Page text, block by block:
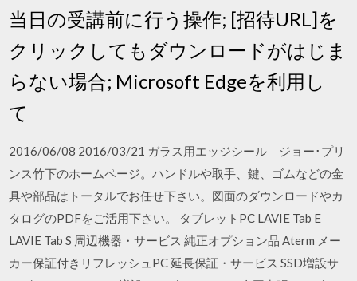
当日の受講前に行う操作; [招待URL]を
クリックしてもダウンロードがはじま
らない場合; Microsoft Edgeを利用し
て
2016/06/08 2016/03/21 ガラス用エッジシール｜ジョー･プリ
ンス竹下のホームページ。ハンドルや取手、鍵、ゴムなどの金
具や部品はトータルでお任せ下さい。図面のダウンロードやカ
タログのPDFをご活用下さい。 タブレットPC LAVIE Tab E
LAVIE Tab S 周辺機器・サービス 純正オプション品 Aterm メー
カー保証付きリフレッシュPC 延長保証・サービス SSD増設サ